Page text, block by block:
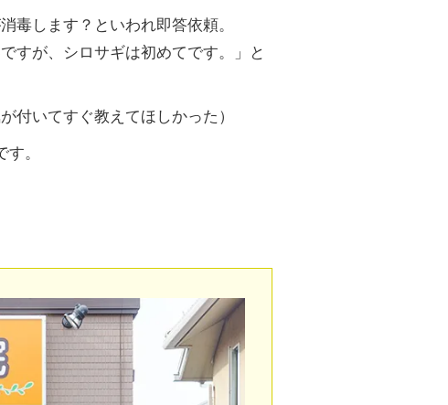
毒します？といわれ即答依頼。
すが、シロサギは初めてです。」と
付いてすぐ教えてほしかった）
。